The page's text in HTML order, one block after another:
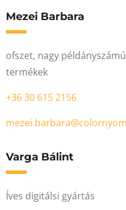
Mezei Barbara
ofszet, nagy
termékek
+36 30 615 2156
Varga Bálint
Íves digitálsi gyártás